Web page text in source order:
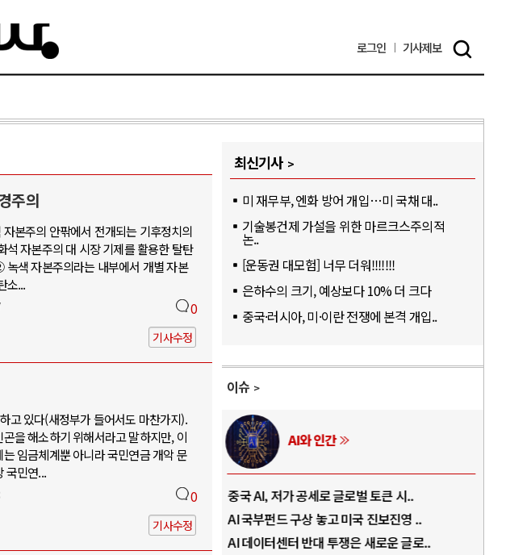
로그인 기사제보
주의
본주의 안팎에서 전개되는 기후정치의
자본주의 대 시장 기제를 활용한 탈탄
색 자본주의라는 내부에서 개별 자본
소...
0
기사수정
고 있다(새정부가 들어서도 마찬가지).
을 해소하기 위해서라고 말하지만, 이
임금체계뿐 아니라 국민연금 개악 문
국민연...
0
기사수정
최신기사
미 재무부, 엔화 방어 개입…미 국채 대..
기술봉건제 가설을 위한 마르크스주의적
논..
[운동권 대모험] 너무 더워!!!!!!!
은하수의 크기, 예상보다 10% 더 크다
중국·러시아, 미·이란 전쟁에 본격 개입..
이슈
중동 위기
갈등 격화, 트럼프 정치·경제 ..
즈 해협 통행료를 철회한 트럼프
르무즈 해협 봉쇄 선택한 배경
AI와 인간
중국 AI, 저가 공세로 글로벌 토큰 시..
AI 국부펀드 구상 놓고 미국 진보진영 ..
AI 데이터센터 반대 투쟁은 새로운 글로..